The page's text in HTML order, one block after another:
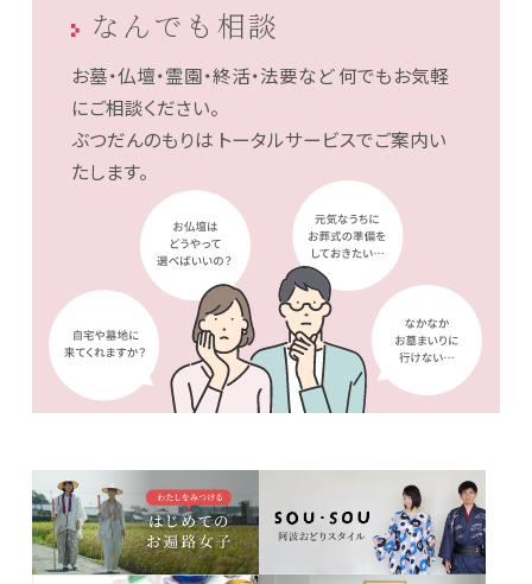
なんでも相談
お墓・仏壇・霊園・終活・法要など何でもお気軽
にご相談ください。
ぶつだんのもりは トータルサービスでご案内い
たします。